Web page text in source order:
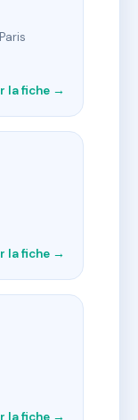
la fiche →
la fiche →
la fiche →